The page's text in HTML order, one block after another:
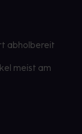
abholbereit
meist am